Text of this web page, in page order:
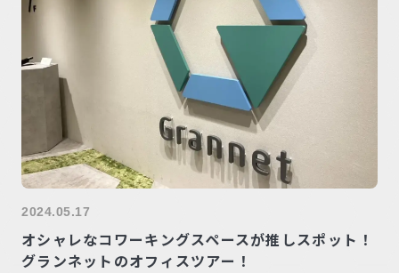
2024.05.17
オシャレなコワーキングスペースが推しスポット！
グランネットのオフィスツアー！